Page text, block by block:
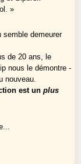
»
semble demeurer
de 20 ans, le
nous le démontre -
nouveau.
est unplus